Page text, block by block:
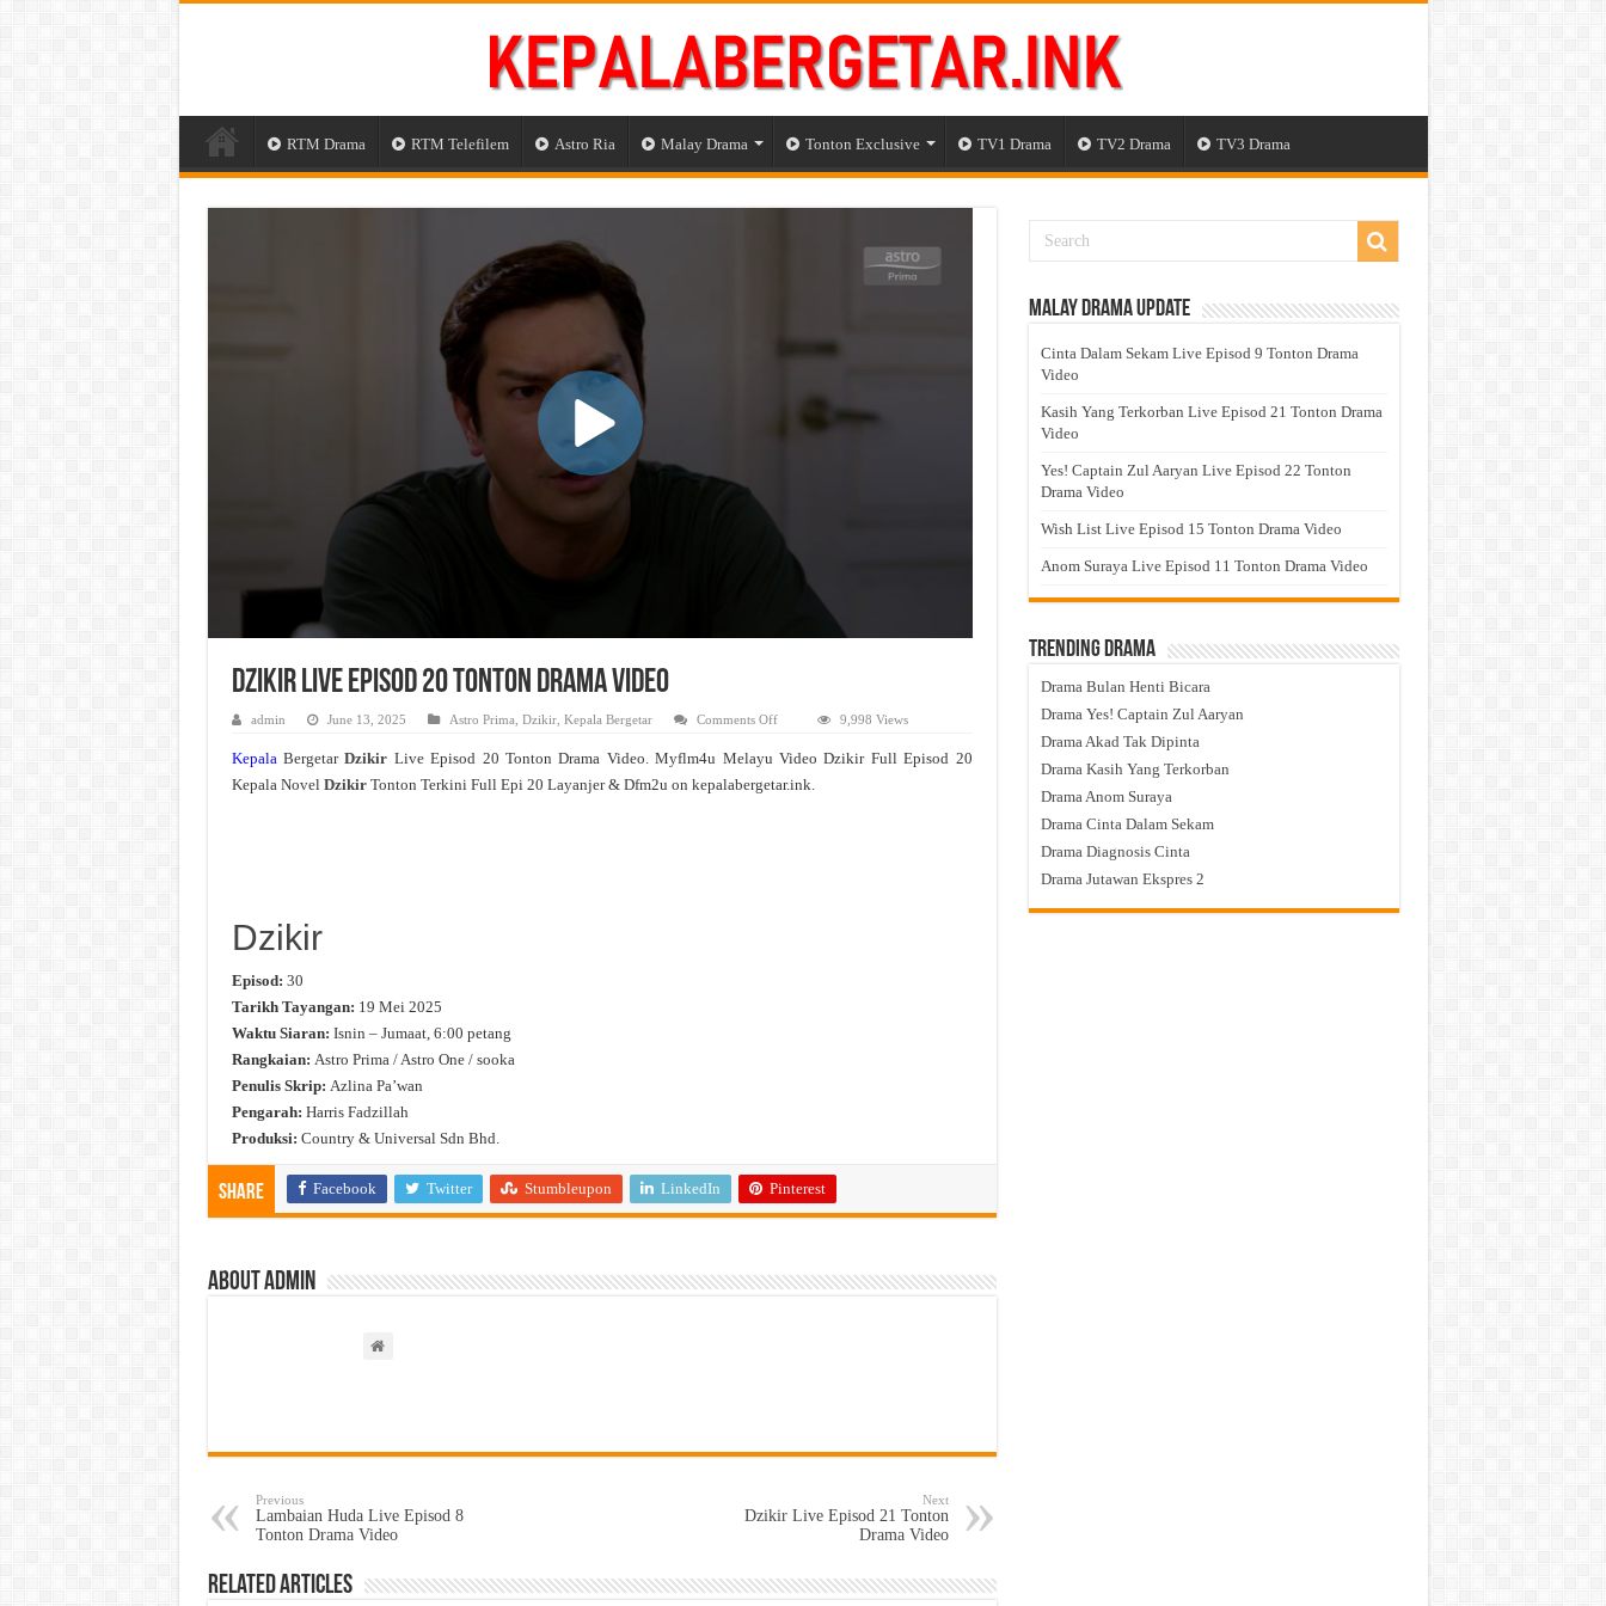
RTM Drama RTM Telefilem Astro Ria Malay Drama Tonton Exclusive TV1 Drama TV2 Drama TV3 Drama
Dzikir Live Episod 20 Tonton Drama Video
admin June 13, 2025 Astro Prima Dzikir, Kepala Bergetar Comments Offon
Episod
Tonton
9,998 Views
KepalaBergetarDzikir Live Episod 20 Tonton Drama Video. Myflm4u Melayu Video Dzikir Full Episod 20
Kepala NovelDzikir Tonton Terkini Full Epi 20 Layanjer & Dfm2u on kepalabergetar.ink.
Dzikir
Episod: 30
Tarikh Tayangan: 19 Mei 2025
Waktu Siaran: Isnin – Jumaat, 6:00 petang
Rangkaian: Astro Prima / Astro One / sooka
Penulis Skrip: Azlina Pa’wan
Pengarah: Harris Fadzillah
Produksi: Country & Universal Sdn Bhd.
Share Facebook Twitter Stumbleupon LinkedIn Pinterest
About admin
Previous
Lambaian Huda Live Episod 8
Tonton Drama Video
Next
Dzikir Live Episod 21 Tonton
Drama Video
Related Articles
Malay Drama Update
Cinta Dalam Sekam Live Episod 9 Tonton Drama
Video
Kasih Yang Terkorban Live Episod 21 Tonton Drama
Video
Yes! Captain Zul Aaryan Live Episod 22 Tonton
Drama Video
Wish List Live Episod 15 Tonton Drama Video
Anom Suraya Live Episod 11 Tonton Drama Video
Trending Drama
Drama Bulan Henti Bicara
Drama Yes! Captain Zul Aaryan
Drama Akad Tak Dipinta
Drama Kasih Yang Terkorban
Drama Anom Suraya
Drama Cinta Dalam Sekam
Drama Diagnosis Cinta
Drama Jutawan Ekspres 2